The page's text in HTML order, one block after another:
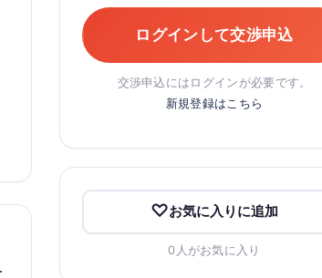
ログインして交渉申込
交渉申込にはログインが必要です。
新規登録はこちら
お気に入りに追加
0人がお気に入り